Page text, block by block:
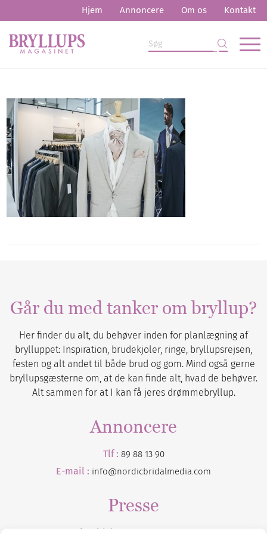
Hjem Annoncere Om os Kontakt
Går du med tanker om bryllup?
Her finder du alt, du behøver inden for planlægning af
brylluppet: Inspiration, brudekjoler, ringe, bryllupsrejsen,
festen og alt andet til både brud og gom. Mind også gerne
bryllupsgæsterne om, at de kan finde alt, hvad de behøver.
Alt sammen for at I kan få jeres drømmebryllup.
Annoncere
Tlf : 89 88 13 90
E-mail : info@nordicbridalmedia.com
Presse